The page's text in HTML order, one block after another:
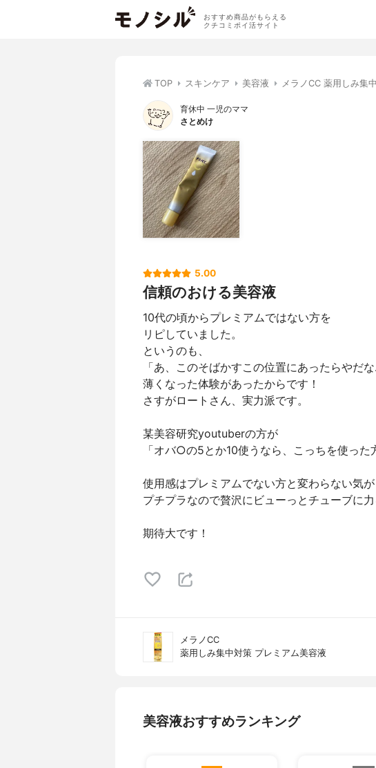
おすすめ商品がもらえる
クチコミポイ活サイト
TOP スキンケア 美容液 メラノCC 薬用しみ集
育休中 一児のママ
さとめけ
5.00
信頼のおける美容液
10代の頃からプレミアムではない方を
リピしていました。
というのも、
「あ、このそばかすこの位置にあったらやだ
薄くなった体験があったからです！
さすがロートさん、実力派です。
某美容研究youtuberの方が
「オバ○の5とか10使うなら、こっちを使った
使用感はプレミアムでない方と変わらない気が
プチプラなので贅沢にビューっとチューブに
期待大です！
メラノCC
薬用しみ集中対策 プレミアム美容液
美容液おすすめランキング